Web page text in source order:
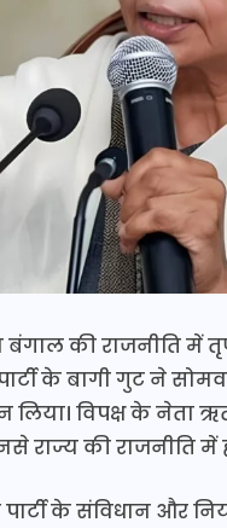
बंगाल की राजनीति में
के बागी गुट ने
लिया। विपक्ष के
राज्य की राजनीति
के संविधान और